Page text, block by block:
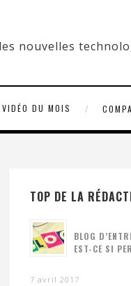
VIDÉO DU MOIS
TOP DE LA
BLOG
EST-CE SI
7 avril 2017